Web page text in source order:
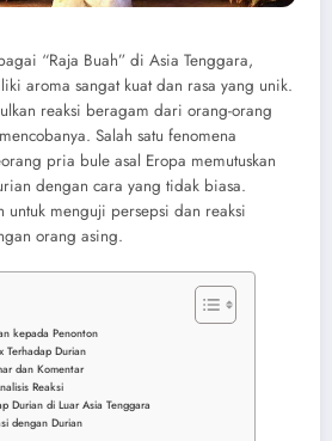
“Raja Buah” di Asia Tenggara,
aroma sangat kuat dan rasa yang unik.
reaksi beragam dari orang-orang
Salah satu fenomena
pria bule asal Eropa memutuskan
dengan cara yang tidak biasa.
untuk menguji persepsi dan reaksi
orang asing.
kepada Penonton
Terhadap Durian
dan Komentar
Reaksi
Durian di Luar Asia Tenggara
dengan Durian